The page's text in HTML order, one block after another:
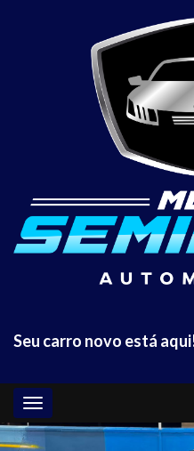
Seu carro novo está
Toggle navigation